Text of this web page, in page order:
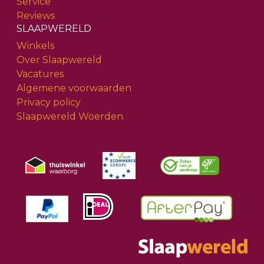
Reviews
SLAAPWERELD
Winkels
Over Slaapwereld
Vacatures
Algemene voorwaarden
Privacy policy
Slaapwereld Woerden